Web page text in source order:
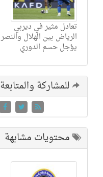
تعادل مثير في ديربي
الرياض بين الهلال والنصر
يؤجل حسم الدوري
للمشاركة والمتابعة
محتويات مشابهة